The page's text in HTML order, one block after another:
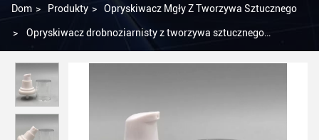
Dom > Produkty > Opryskiwacz Mgły Z Tworzywa Sztucznego
> Opryskiwacz drobnoziarnisty z tworzywa sztucznego